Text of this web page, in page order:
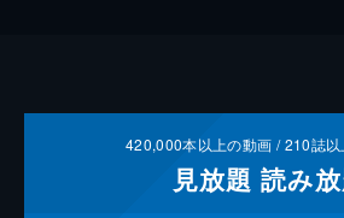
420,000本以上の動画 /210誌
見放題 読み